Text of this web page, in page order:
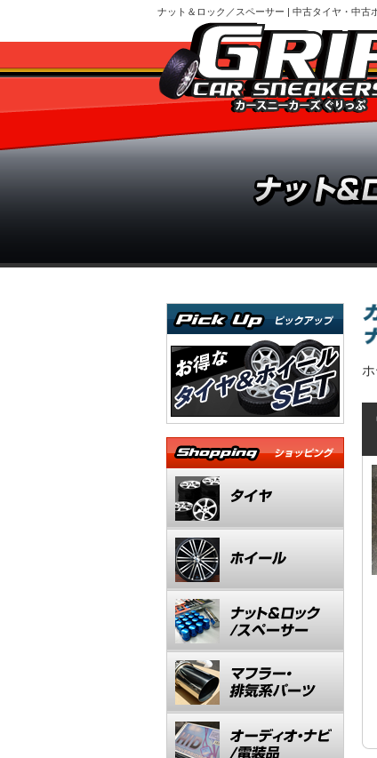
ナット＆ロック／スペーサー | 中古タイヤ・中古